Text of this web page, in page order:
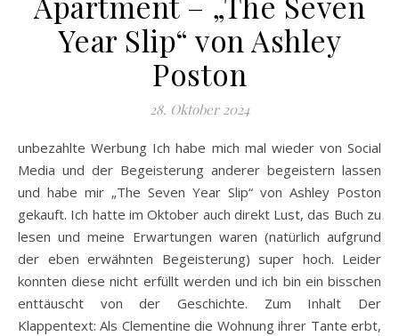
Year Slip“ von Ashley
Poston
28. Oktober 2024
unbezahlte Werbung Ich habe mich mal wieder von Social
Media und der Begeisterung anderer begeistern lassen
und habe mir „The Seven Year Slip“ von Ashley Poston
gekauft. Ich hatte im Oktober auch direkt Lust, das Buch zu
lesen und meine Erwartungen waren (natürlich aufgrund
der eben erwähnten Begeisterung) super hoch. Leider
konnten diese nicht erfüllt werden und ich bin ein bisschen
enttäuscht von der Geschichte. Zum Inhalt Der
Klappentext: Als Clementine die Wohnung ihrer Tante erbt,